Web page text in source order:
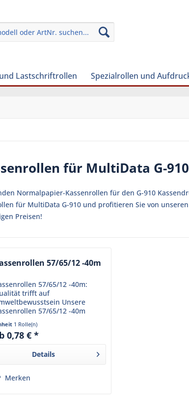
und Lastschriftrollen Spezialrollen und
für MultiData G-
Normalpapier-Kassenrollen für den G-910
für MultiData G-910 und profitieren Sie von
Preisen!
57/65/12 -40m
57/65/12 -40m:
trifft auf
Unsere
57/65/12 -40m
eine hohe Qualität und
gleichzeitig die Umwelt.
Kassenrollen sind nicht nur
1 Rolle(n)
0,78 € *
Details
Merken